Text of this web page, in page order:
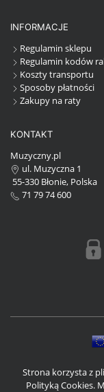
INFORMACJE
Regulamin sklepu
Regulamin kodów
Koszty transportu
Sposoby płatności
Zakupy na raty
KONTAKT
Muzyczny.pl
ul. Muzyczna 1
55-330 Błonie, Polska
71 79 74 600
Strona korzysta z
Polityką Cookies.